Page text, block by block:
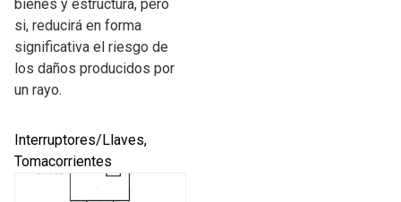
bienes y estructura, pero
si, reducirá en forma
significativa el riesgo de
los daños producidos por
un rayo.
Interruptores/Llaves,
Tomacorrientes